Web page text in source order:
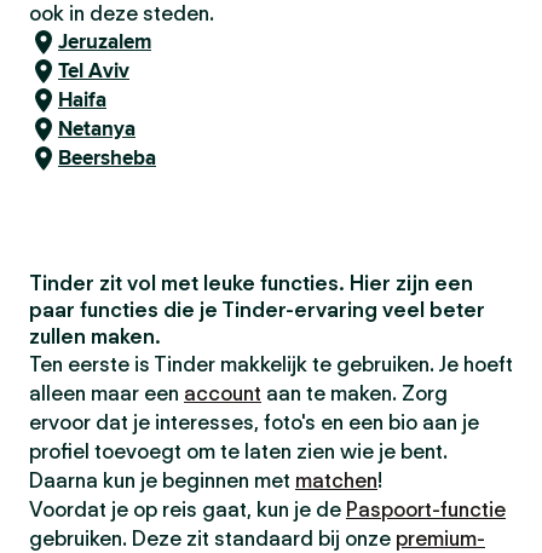
ook in deze steden.
Jeruzalem
Tel Aviv
Haifa
Netanya
Beersheba
Tinder zit vol met leuke functies. Hier zijn een
paar functies die je Tinder-ervaring veel beter
zullen maken.
Ten eerste is Tinder makkelijk te gebruiken. Je hoeft
alleen maar een account aan te maken. Zorg
ervoor dat je interesses, foto's en een bio aan je
profiel toevoegt om te laten zien wie je bent.
Daarna kun je beginnen met matchen!
Voordat je op reis gaat, kun je de Paspoort-functie
gebruiken. Deze zit standaard bij onze premium-